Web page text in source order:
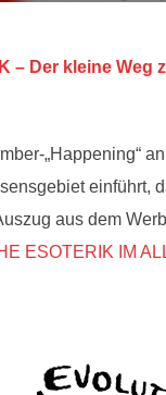
– Der kleine
„Happening“
einführt,
aus dem
ESOTERIK IM